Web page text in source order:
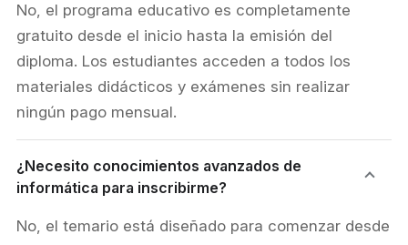
No, el programa educativo es completamente
gratuito desde el inicio hasta la emisión del
diploma. Los estudiantes acceden a todos los
materiales didácticos y exámenes sin realizar
ningún pago mensual.
¿Necesito conocimientos avanzados de
informática para inscribirme?
No, el temario está diseñado para comenzar desde